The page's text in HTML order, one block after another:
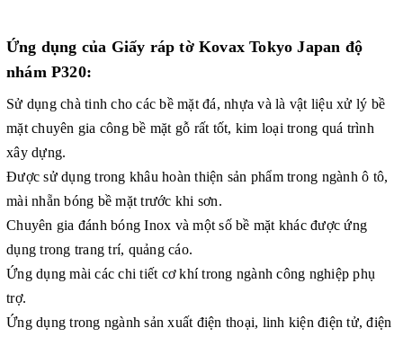
Ứng dụng của Giấy ráp tờ Kovax Tokyo Japan độ
nhám P320:
Sử dụng chà tinh cho các bề mặt đá, nhựa và là vật liệu xử lý bề
mặt chuyên gia công bề mặt gỗ rất tốt, kim loại trong quá trình
xây dựng.
Được sử dụng trong khâu hoàn thiện sản phẩm trong ngành ô tô,
mài nhẵn bóng bề mặt trước khi sơn.
Chuyên gia đánh bóng Inox và một số bề mặt khác được ứng
dụng trong trang trí, quảng cáo.
Ứng dụng mài các chi tiết cơ khí trong ngành công nghiệp phụ
trợ.
Ứng dụng trong ngành sản xuất điện thoại, linh kiện điện tử, điện